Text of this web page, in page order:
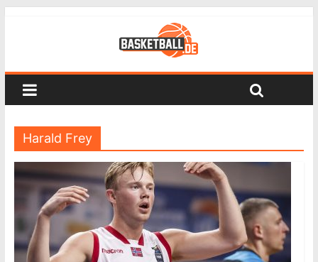
Harald Frey